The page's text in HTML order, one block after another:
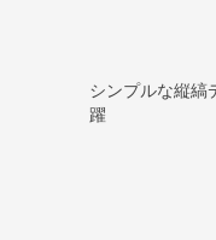
シンプルな縦縞
躍